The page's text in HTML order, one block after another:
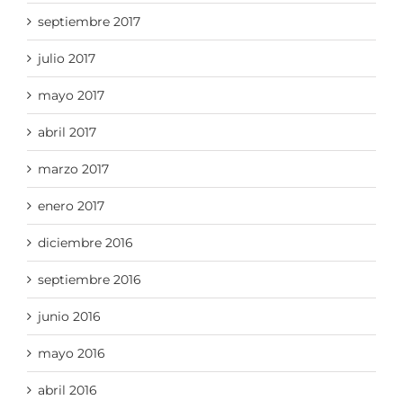
septiembre 2017
julio 2017
mayo 2017
abril 2017
marzo 2017
enero 2017
diciembre 2016
septiembre 2016
junio 2016
mayo 2016
abril 2016